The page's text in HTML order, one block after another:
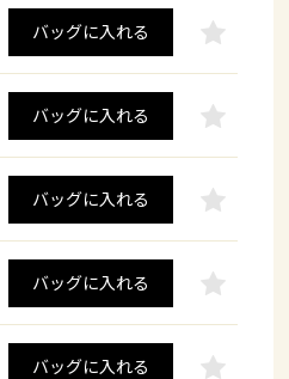
バッグに入れる
バッグに入れる
バッグに入れる
バッグに入れる
バッグに入れる